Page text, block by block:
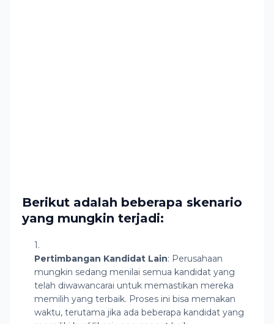
Berikut adalah beberapa skenario
yang mungkin terjadi:
Pertimbangan Kandidat Lain: Perusahaan
mungkin sedang menilai semua kandidat yang
telah diwawancarai untuk memastikan mereka
memilih yang terbaik. Proses ini bisa memakan
waktu, terutama jika ada beberapa kandidat yang